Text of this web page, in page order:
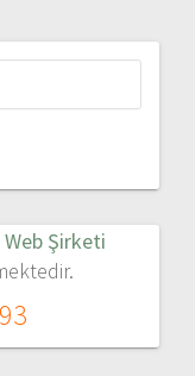
Şirketi